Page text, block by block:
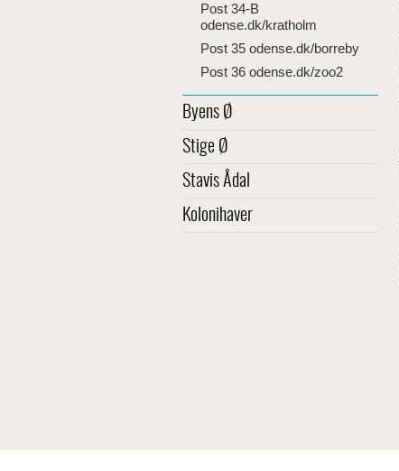
Post 34-B
odense.dk/kratholm
Post 35 odense.dk/borreby
Post 36 odense.dk/zoo2
Byens Ø
Stige Ø
Stavis Ådal
Kolonihaver